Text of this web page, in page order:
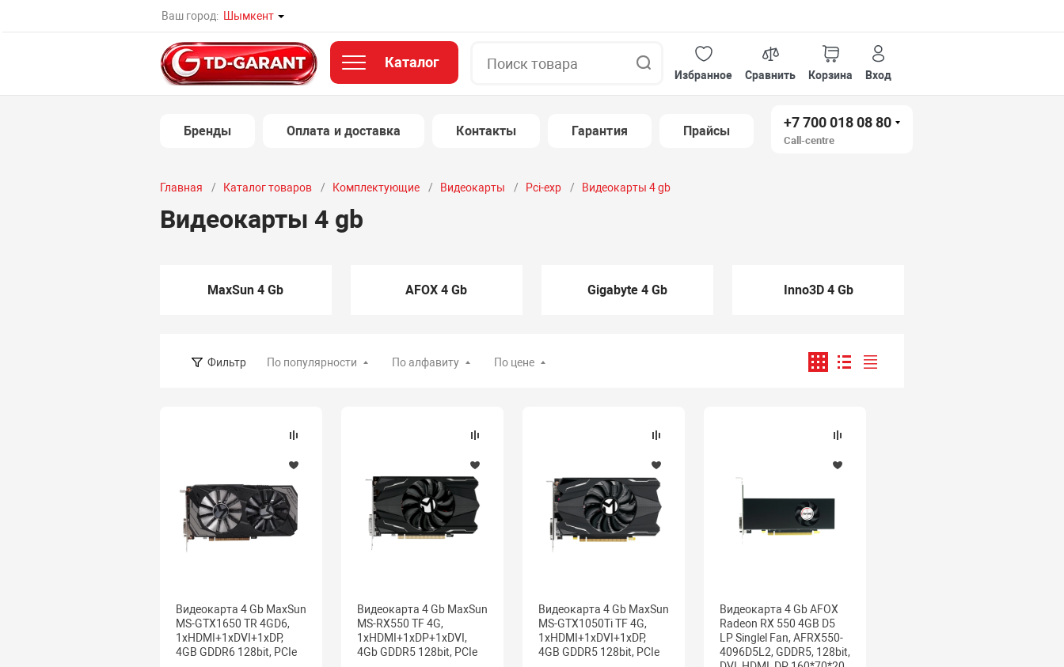
Ваш город: Шымкент
Каталог
Избранное
Сравнить Корзина Вход
Бренды Оплата и доставка Контакты Гарантия Прайсы
+7 700 018 08 80
Call-centre
Главная Каталог товаров Комплектующие Видеокарты Pci-exp Видеокарты 4 gb
Видеокарты 4 gb
MaxSun 4 Gb AFOX 4 Gb Gigabyte 4 Gb Inno3D 4 Gb
Фильтр По популярности По алфавиту По цене
Видеокарта 4 Gb MaxSun
MS-GTX1650 TR 4GD6,
1хHDMI+1xDVI+1xDP,
4GB GDDR6 128bit, PCIe
Видеокарта 4 Gb MaxSun
MS-RX550 TF 4G,
1хHDMI+1xDP+1xDVI,
4Gb GDDR5 128bit, PCIe
Видеокарта 4 Gb MaxSun
MS-GTX1050Ti TF 4G,
1хHDMI+1xDVI+1xDP,
4GB GDDR5 128bit, PCIe
Видеокарта 4 Gb AFOX
Radeon RX 550 4GB D5
LP Singlel Fan, AFRX550-
4096D5L2, GDDR5, 128bit,